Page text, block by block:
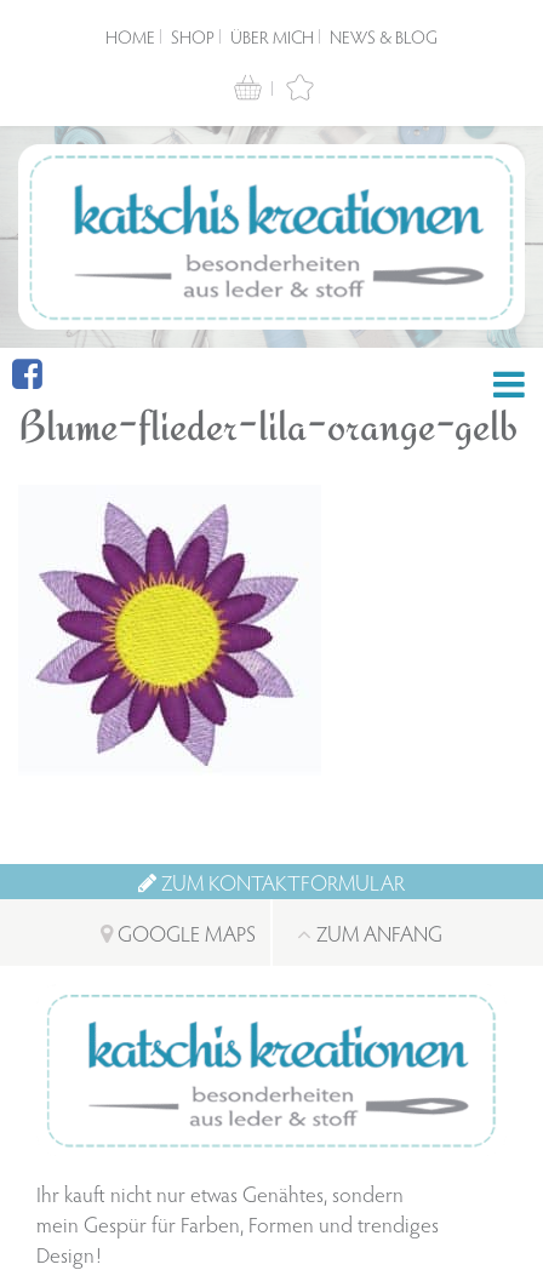
HOME SHOP ÜBER MICH NEWS & BLOG
Blume-flieder-lila-orange-gelb
ZUM KONTAKTFORMULAR
GOOGLE MAPS
ZUM ANFANG
Ihr kauft nicht nur etwas Genähtes, sondern
mein Gespür für Farben, Formen und trendiges
Design!